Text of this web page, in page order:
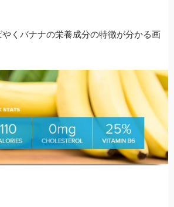
くバナナの栄養成分の特徴が分かる画